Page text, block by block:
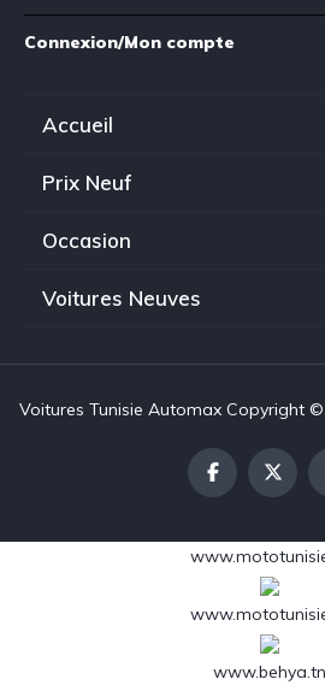
Connexion/Mon compte
Accueil
Prix Neuf
Occasion
Voitures Neuves
Voitures Tunisie Automax Copyright
www.behya.tn